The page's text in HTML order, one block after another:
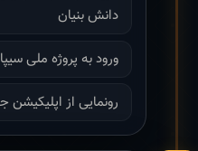
دانش بنیان
ورود به پروژه ملی
رونمایی از اپلیکیشن